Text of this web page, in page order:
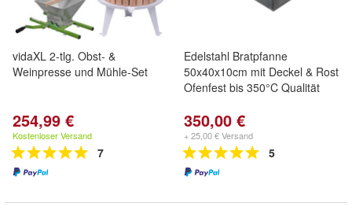
vidaXL 2-tlg. Obst- &
Weinpresse und Mühle-Set
254,99 €
Kostenloser Versand
7
Edelstahl Bratpfanne
50x40x10cm mit Deckel & Rost
Ofenfest bis 350°C Qualität
350,00 €
+ 25,00 € Versand
5